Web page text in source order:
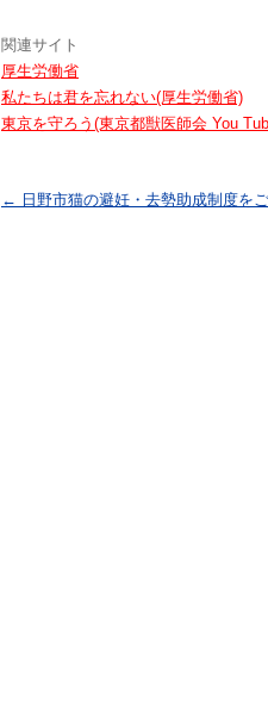
関連サイト
厚生労働省
私たちは君を忘れない(厚生労働省)
東京を守ろう(東京都獣医師会 You
投稿ナビゲーション
← 日野市猫の避妊・去勢助成制度を